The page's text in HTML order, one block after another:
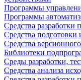
Программы
Программы
Средства разработки
Средства подготовки
Средства
Библиотеки
Среды разработки,
Средства анализа